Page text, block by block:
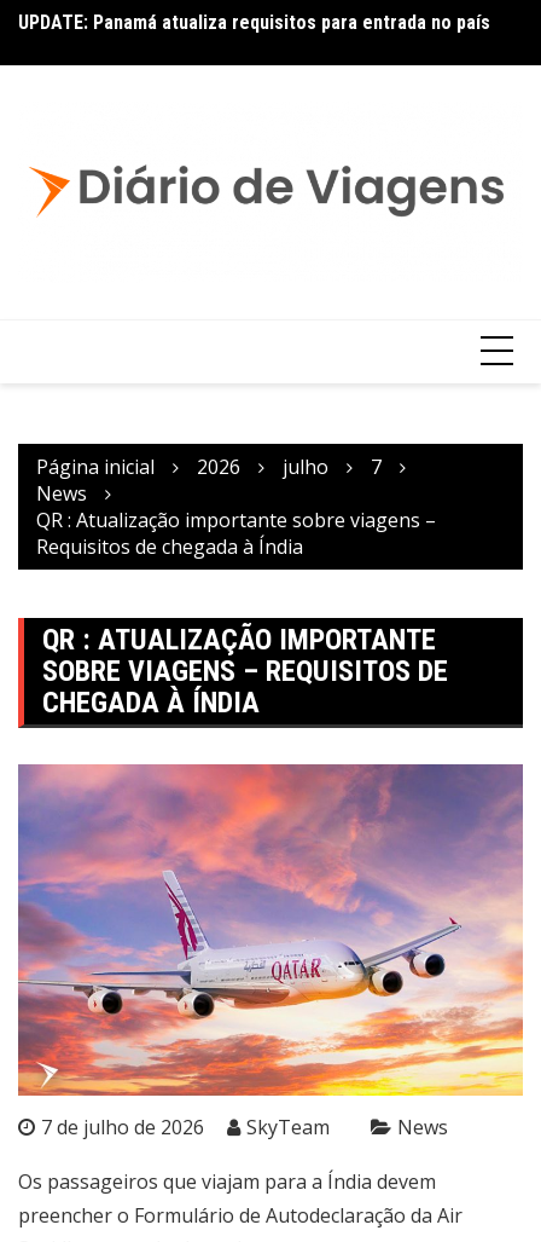
UPDATE: Panamá atualiza requisitos para entrada no país
Página inicial 2026 julho
7
News
QR : Atualização importante sobre viagens –
Requisitos de chegada à Índia
QR : ATUALIZAÇÃO IMPORTANTE
SOBRE VIAGENS – REQUISITOS DE
CHEGADA À ÍNDIA
7 de julho de 2026 SkyTeam News
Os passageiros que viajam para a Índia devem
preencher o Formulário de Autodeclaração da Air